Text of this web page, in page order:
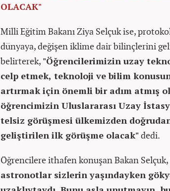
OLACAK"
Milli Eğitim Bakanı Ziya Selçuk ise,
dünyaya, değişen iklime dair bilinçlerini
belirterek, "Öğrencilerimizin uzay
celp etmek, teknoloji ve bilim
artırmak için önemli bir adım atmış
öğrencimizin Uluslararası Uzay
telsiz görüşmesi ülkemizden
geliştirilen ilk görüşme olacak"dedi.
Öğrencilere ithafen konuşan Bakan Selçuk,
astronotlar sizlerin yaşındayken